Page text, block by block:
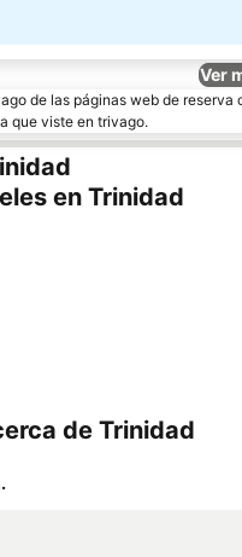
Ver
de las páginas web de
que viste en trivago.
en Trinidad
de Trinidad